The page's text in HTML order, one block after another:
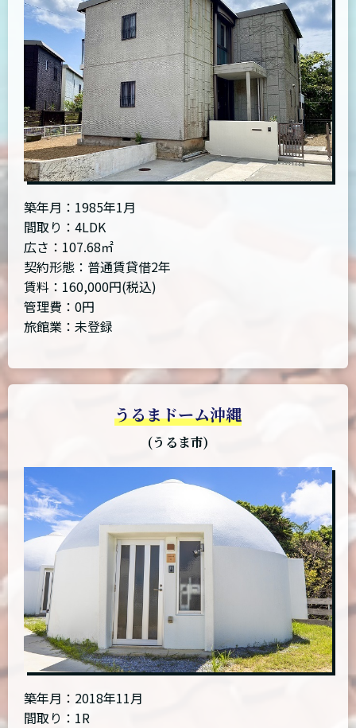
築年月：1985年1月
間取り：4LDK
広さ：107.68㎡
契約形態：普通賃貸借2年
賃料：160,000円(税込)
管理費：0円
旅館業：未登録
うるまドーム沖縄
(うるま市)
築年月：2018年11月
間取り：1R